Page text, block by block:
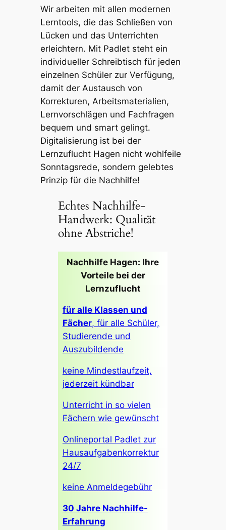
Wir arbeiten mit allen modernen
Lerntools, die das Schließen von
Lücken und das Unterrichten
erleichtern. Mit Padlet steht ein
individueller Schreibtisch für jeden
einzelnen Schüler zur Verfügung,
damit der Austausch von
Korrekturen, Arbeitsmaterialien,
Lernvorschlägen und Fachfragen
bequem und smart gelingt.
Digitalisierung ist bei der
Lernzuflucht Hagen nicht wohlfeile
Sonntagsrede, sondern gelebtes
Prinzip für die Nachhilfe!
Echtes Nachhilfe-
Handwerk: Qualität
ohne Abstriche!
Nachhilfe Hagen: Ihre
Vorteile bei der
Lernzuflucht
für alle Klassen und
Fächer, für alle Schüler,
Studierende und
Auszubildende
keine Mindestlaufzeit,
jederzeit kündbar
Unterricht in so vielen
Fächern wie gewünscht
Onlineportal Padlet zur
Hausaufgabenkorrektur
24/7
keine Anmeldegebühr
30 Jahre Nachhilfe-
Erfahrung